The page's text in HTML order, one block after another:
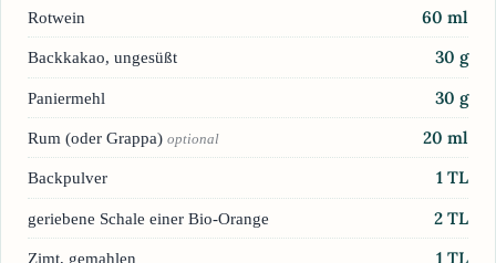
Rotwein 60 ml
Backkakao, ungesüßt 30 g
Paniermehl 30 g
Rum (oder Grappa) optional 20 ml
Backpulver 1 TL
geriebene Schale einer Bio-Orange 2 TL
Zimt, gemahlen 1 TL